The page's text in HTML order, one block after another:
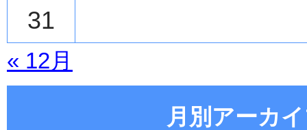
31
« 12月
月別アーカ